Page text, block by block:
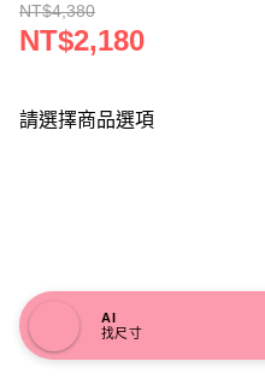
NT$4,380
NT$2,180
請選擇商品選項
AI
找尺寸